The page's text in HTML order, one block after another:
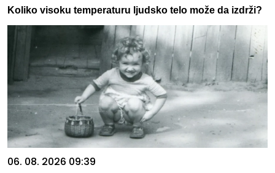
Koliko visoku temperaturu ljudsko telo može da izdrži?
06. 08. 2026 09:39